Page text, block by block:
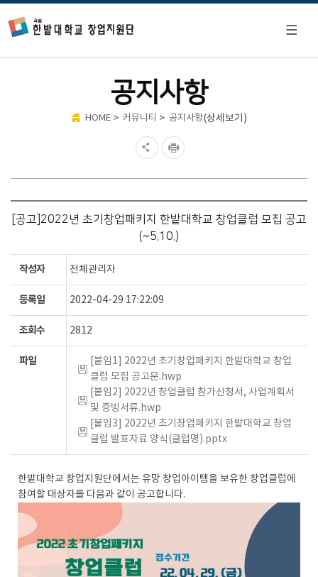
공지사항
HOME > 커뮤니티 > 공지사항(상세보기)
[공고]2022년 초기창업패키지 한밭대학교 창업클럽 모집 공고
(~5.10.)
작성자 전체관리자
등록일 2022-04-29 17:22:09
조회수 2812
파일
[붙임1] 2022년 초기창업패키지 한밭대학교 창업
클럽 모집 공고문.hwp
[붙임2] 2022년 창업클럽 참가신청서, 사업계획서
및 증빙서류.hwp
[붙임3] 2022년 초기창업패키지 한밭대학교 창업
클럽 발표자료 양식(클럽명).pptx
한밭대학교 창업지원단에서는 유망 창업아이템을 보유한 창업클럽에
참여할 대상자를 다음과 같이 공고합니다.